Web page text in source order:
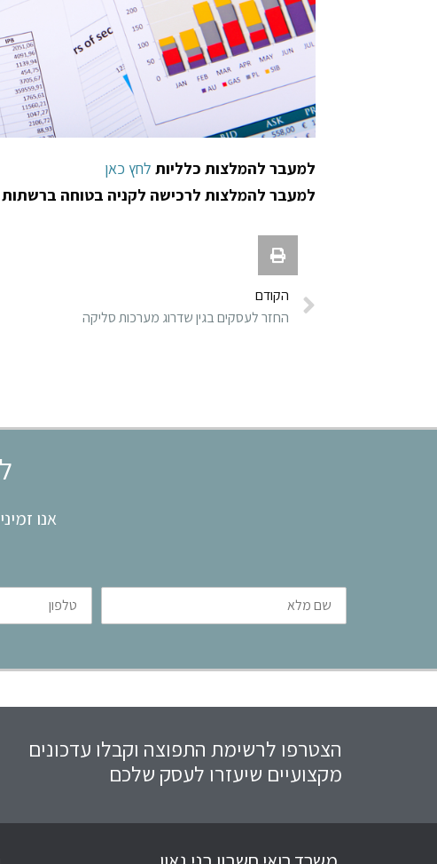
למעבר להמלצות כלליות לחץ כאן
למעבר להמלצות לרכישה לקניה בטוחה ברשתות
הקודם
החזר לעסקים בגין שדרוג מערכות סליקה
אנו
שם
מלא
טלפון
הצטרפו לרשימת התפוצה וקבלו עדכונים
מקצועיים שיעזרו לעסק שלכם